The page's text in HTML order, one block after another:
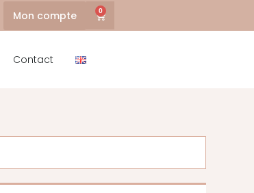
Mon compte 0
Contact